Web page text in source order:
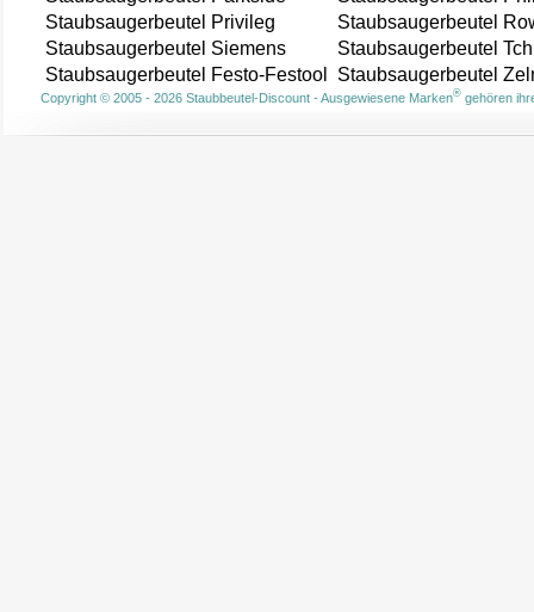
Staubsaugerbeutel Privileg
Staubsaugerbeutel
Staubsaugerbeutel Siemens
Staubsaugerbeutel
Staubsaugerbeutel Festo-Festool
Staubsaugerbeutel
Copyright © 2005 - 2026 Staubbeutel-Discount - Ausgewiesene Marken®gehören